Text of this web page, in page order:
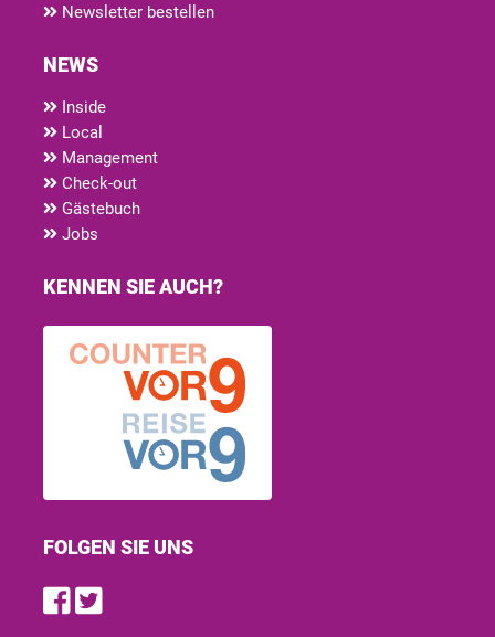
Newsletter bestellen
NEWS
Inside
Local
Management
Check-out
Gästebuch
Jobs
KENNEN SIE AUCH?
FOLGEN SIE UNS
Find us on Facebook
Follow us on Twitter